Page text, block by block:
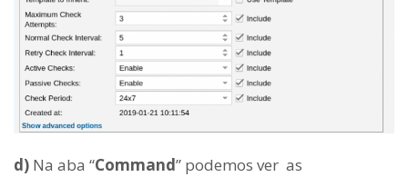
d) Na aba “Command” podemos ver as